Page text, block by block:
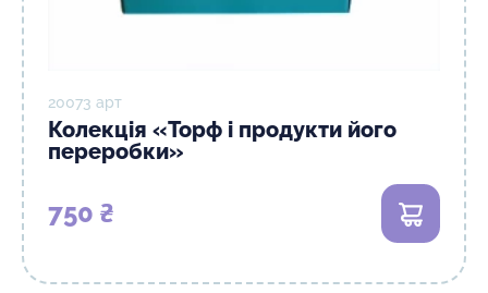
20073 арт
Колекція «Торф і продукти його
переробки»
750 ₴